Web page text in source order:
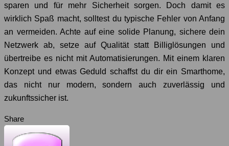
sparen und für mehr Sicherheit sorgen. Doch damit es
wirklich Spaß macht, solltest du typische Fehler von Anfang
an vermeiden. Achte auf eine solide Planung, sichere dein
Netzwerk ab, setze auf Qualität statt Billiglösungen und
übertreibe es nicht mit Automatisierungen. Mit einem klaren
Konzept und etwas Geduld schaffst du dir ein Smarthome,
das nicht nur modern, sondern auch zuverlässig und
zukunftssicher ist.
Share